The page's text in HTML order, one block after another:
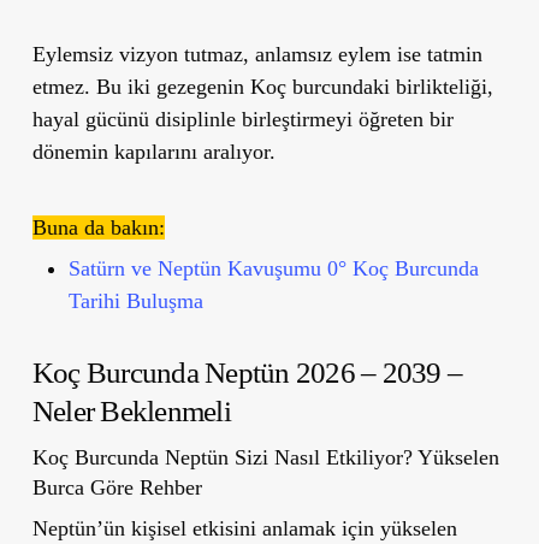
Eylemsiz vizyon tutmaz, anlamsız eylem ise tatmin
etmez. Bu iki gezegenin Koç burcundaki birlikteliği,
hayal gücünü disiplinle birleştirmeyi öğreten bir
dönemin kapılarını aralıyor.
Buna da bakın:
Satürn ve Neptün Kavuşumu 0° Koç Burcunda
Tarihi Buluşma
Koç Burcunda Neptün 2026 – 2039 –
Neler Beklenmeli
Koç Burcunda Neptün Sizi Nasıl Etkiliyor? Yükselen
Burca Göre Rehber
Neptün’ün kişisel etkisini anlamak için yükselen